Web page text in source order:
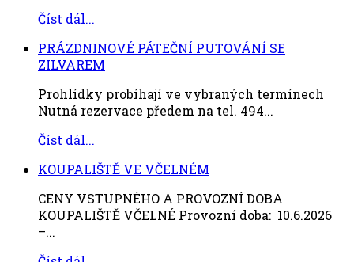
Číst dál...
PRÁZDNINOVÉ PÁTEČNÍ PUTOVÁNÍ SE
ZILVAREM
Prohlídky probíhají ve vybraných termínech
Nutná rezervace předem na tel. 494...
Číst dál...
KOUPALIŠTĚ VE VČELNÉM
CENY VSTUPNÉHO A PROVOZNÍ DOBA
KOUPALIŠTĚ VČELNÉ Provozní doba: 10.6.2026
–...